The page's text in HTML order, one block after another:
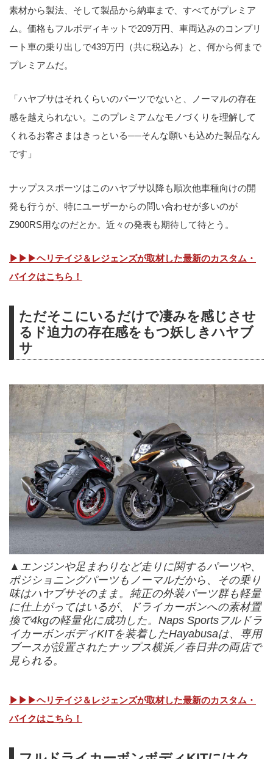
素材から製法、そして製品から納車まで、すべてがプレミア
ム。価格もフルボディキットで209万円、車両込みのコンプリ
ート車の乗り出しで439万円（共に税込み）と、何から何まで
プレミアムだ。
「ハヤブサはそれくらいのパーツでないと、ノーマルの存在
感を越えられない。このプレミアムなモノづくりを理解して
くれるお客さまはきっといる──そんな願いも込めた製品なん
です」
ナップススポーツはこのハヤブサ以降も順次他車種向けの開
発も行うが、特にユーザーからの問い合わせが多いのが
Z900RS用なのだとか。近々の発表も期待して待とう。
▶▶▶ヘリテイジ＆レジェンズが取材した最新のカスタム・
バイクはこちら！
ただそこにいるだけで凄みを感じさせ
るド迫力の存在感をもつ妖しきハヤブ
サ
▲エンジンや足まわりなど走りに関するパーツや、
ポジショニングパーツもノーマルだから、その乗り
味はハヤブサそのまま。純正の外装パーツ群も軽量
に仕上がってはいるが、ドライカーボンへの素材置
換で4kgの軽量化に成功した。Naps Sportsフルドラ
イカーボンボディKITを装着したHayabusaは、専用
ブースが設置されたナップス横浜／春日井の両店で
見られる。
▶▶▶ヘリテイジ＆レジェンズが取材した最新のカスタム・
バイクはこちら！